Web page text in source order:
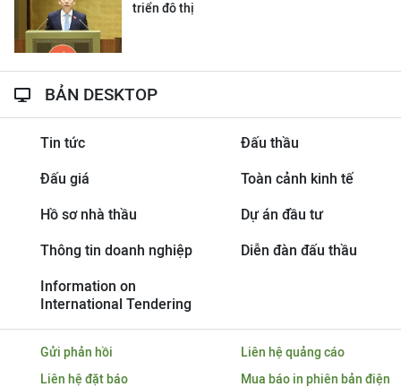
triển đô thị
BẢN DESKTOP
Tin tức Đấu thầu
Đấu giá Toàn cảnh kinh tế
Hồ sơ nhà thầu Dự án đầu tư
Thông tin doanh nghiệp Diễn đàn đấu thầu
Information on
International Tendering
Gửi phản hồi
Liên hệ quảng cáo
Liên hệ đặt báo
Mua báo in phiên bản điện